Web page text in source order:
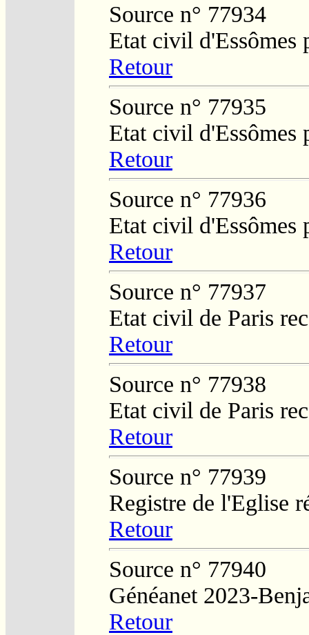
Source n° 77934
Etat civil d'Essômes
Retour
Source n° 77935
Etat civil d'Essômes
Retour
Source n° 77936
Etat civil d'Essômes
Retour
Source n° 77937
Etat civil de Paris
Retour
Source n° 77938
Etat civil de Paris
Retour
Source n° 77939
Registre de l'Eglise
Retour
Source n° 77940
Généanet 2023-
Retour